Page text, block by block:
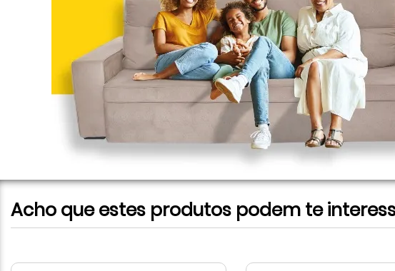
Acho que estes produtos podem te